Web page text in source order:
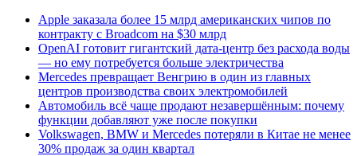
Apple заказала более 15 млрд американских чипов по
контракту с Broadcom на $30 млрд
OpenAI готовит гигантский дата-центр без расхода воды
— но ему потребуется больше электричества
Mercedes превращает Венгрию в один из главных
центров производства своих электромобилей
Автомобиль всё чаще продают незавершённым: почему
функции добавляют уже после покупки
Volkswagen, BMW и Mercedes потеряли в Китае не менее
30% продаж за один квартал